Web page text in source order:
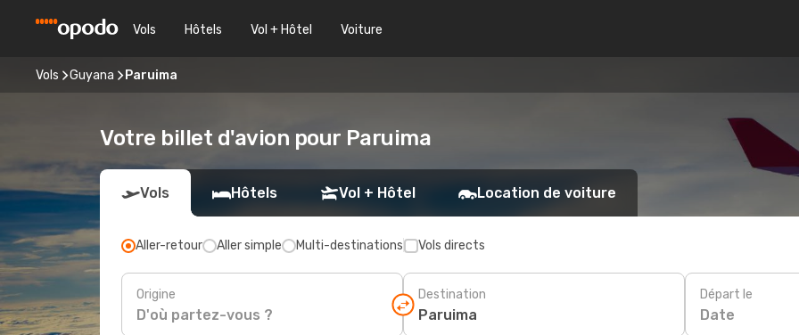
Vols Hôtels Vol + Hôtel Voiture
Vols Guyana Paruima
Votre billet d'avion pour Paruima
Vols Hôtels Vol + Hôtel Location de voiture
Aller-retour Aller simple Multi-destinations Vols directs
Origine Destination Départ le
Date